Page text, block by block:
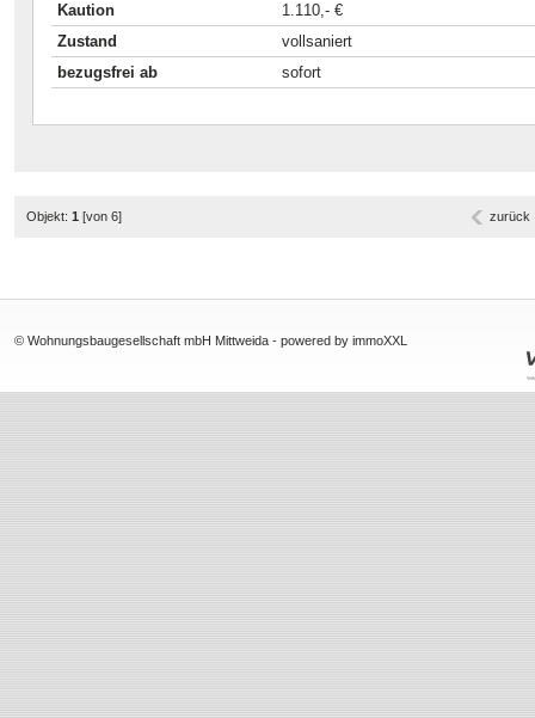
Kaution
1.110,- €
Zustand
vollsaniert
bezugsfrei ab
sofort
Objekt: 1 [von 6] zurück
© Wohnungsbaugesellschaft mbH Mittweida -powered by immoXXL